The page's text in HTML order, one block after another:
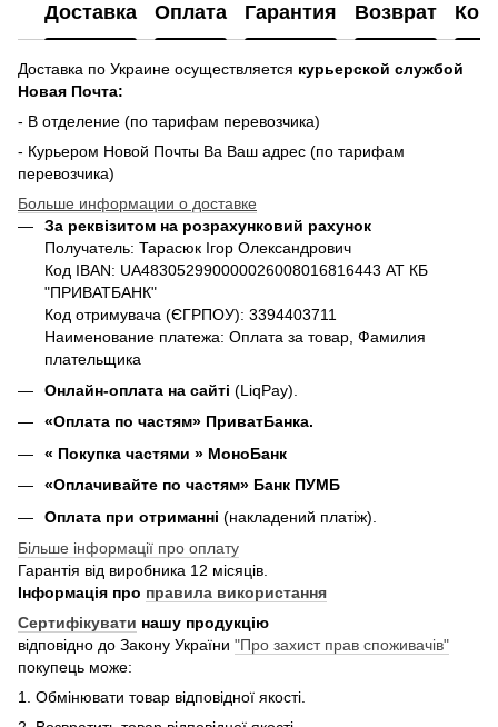
Доставка Оплата Гарантия Возврат
Доставка по Украине осуществляется курьерской службой
Новая Почта:
- В отделение (по тарифам перевозчика)
- Курьером Новой Почты Ва Ваш адрес (по тарифам
перевозчика)
Больше информации о доставке
За реквізитом на розрахунковий рахунок
Получатель: Тарасюк Ігор Олександрович
Код IBAN: UA483052990000026008016816443 АТ КБ
"ПРИВАТБАНК"
Код отримувача (ЄГРПОУ): 3394403711
Наименование платежа: Оплата за товар, Фамилия
плательщика
Онлайн-оплата на сайті (LiqPay).
«Оплата по частям» ПриватБанка.
« Покупка частями » МоноБанк
«Оплачивайте по частям» Банк ПУМБ
Оплата при отриманні (накладений платіж).
Більше інформації про оплату
Гарантія від виробника 12 місяців.
Інформація про правила використання
Сертифікувати нашу продукцію
відповідно до Закону України "Про захист прав споживачів"
покупець може:
1. Обмінювати товар відповідної якості.